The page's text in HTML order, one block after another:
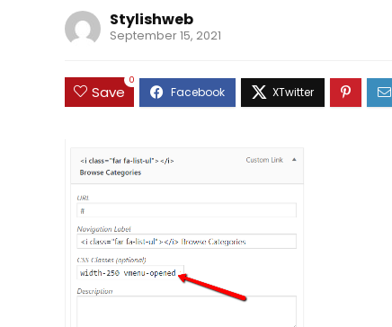
Stylishweb
September 15, 2021
Save
0